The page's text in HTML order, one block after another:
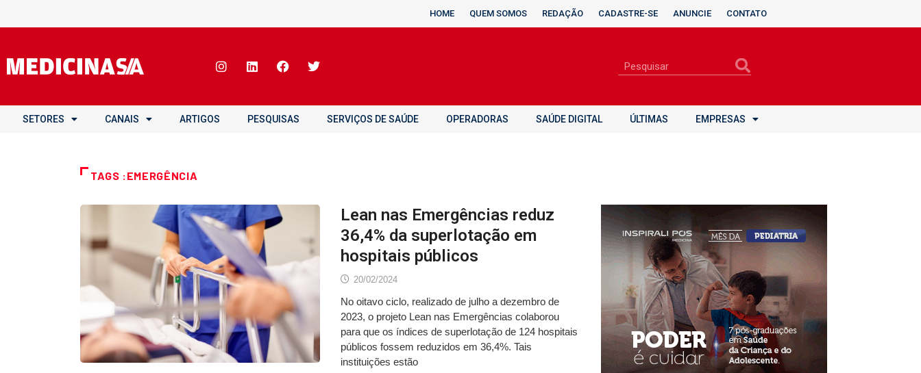
HOME QUEM SOMOS REDAÇÃO CADASTRE-SE ANUNCIE CONTATO
SETORES CANAIS ARTIGOS PESQUISAS SERVIÇOS DE SAÚDE OPERADORAS SAÚDE DIGITAL ÚLTIMAS EMPRESAS
TAGS :EMERGÊNCIA
Lean nas Emergências reduz
36,4% da superlotação em
hospitais públicos
20/02/2024
No oitavo ciclo, realizado de julho a dezembro de
2023, o projeto Lean nas Emergências colaborou
para que os índices de superlotação de 124 hospitais
públicos fossem reduzidos em 36,4%. Tais
instituições estão